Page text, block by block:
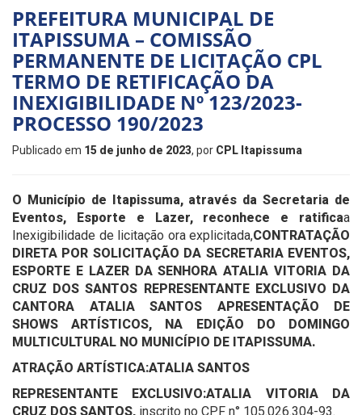
PREFEITURA MUNICIPAL DE
ITAPISSUMA – COMISSÃO
PERMANENTE DE LICITAÇÃO CPL
TERMO DE RETIFICAÇÃO DA
INEXIGIBILIDADE Nº 123/2023-
PROCESSO 190/2023
Publicado em 15 de junho de 2023, por CPL Itapissuma
O Município de Itapissuma, através da Secretaria de
Eventos, Esporte e Lazer, reconhece e ratificaa
Inexigibilidade de licitação ora explicitada,CONTRATAÇÃO
DIRETA POR SOLICITAÇÃO DA SECRETARIA EVENTOS,
ESPORTE E LAZERDA SENHORA ATALIA VITORIA DA
CRUZ DOS SANTOS REPRESENTANTE EXCLUSIVO DA
CANTORA ATALIA SANTOS APRESENTAÇÃO DE
SHOWS ARTÍSTICOS, NA EDIÇÃO DO DOMINGO
MULTICULTURAL NO MUNICÍPIO DE ITAPISSUMA.
ATRAÇÃO ARTÍSTICA:ATALIA SANTOS
REPRESENTANTE EXCLUSIVO:ATALIA VITORIA DA
CRUZ DOS SANTOS, inscrito no CPF n° 105.026.304-93.